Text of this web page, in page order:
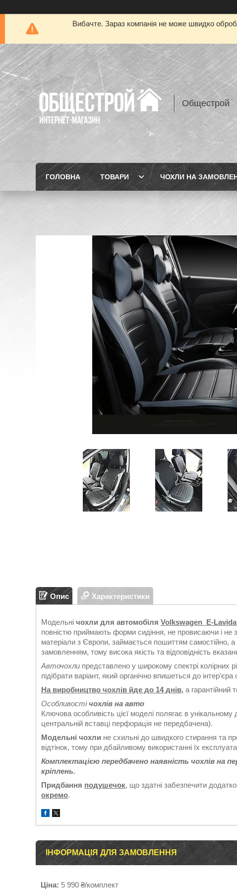
Вибачте. Зараз компанія не може швидко
Общестрой
ГОЛОВНА ТОВАРИ ЧОХЛИ НА
Опис Характеристики
Модельні чохли для автомобіля Volkswagen E-
повністю приймають форми сидіння, не провисаючи і
матеріали з Європи, займається пошиттям самостійно,
замовленням, тому висока якість та відповідність
Авточохли представлено у широкому спектрі колірних
підібрати варіант, який органічно впишеться до інтер'єра
На виробництво чохлів йде до 14 днів, а гарантійний
Особливостічохлів на авто
Ключова особливість цієї моделі полягає в унікальному
центральній вставці перфорація не передбачена).
Модельні чохли не схильні до швидкого стирання та
відтінок, тому при дбайливому використанні їх
Комплектацією передбачено наявність чохлів на
кріплень.
Придбання подушечок, що здатні забезпечити
окремо.
ІНФОРМАЦІЯ ДЛЯ ЗАМОВЛЕННЯ
Ціна: 5 990 ₴/комплект